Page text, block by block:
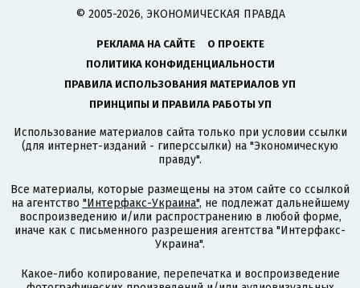
© 2005-2026, ЭКОНОМИЧЕСКАЯ ПРАВДА
РЕКЛАМА НА САЙТЕ
О ПРОЕКТЕ
ПОЛИТИКА КОНФИДЕНЦИАЛЬНОСТИ
ПРАВИЛА ИСПОЛЬЗОВАНИЯ МАТЕРИАЛОВ УП
ПРИНЦИПЫ И ПРАВИЛА РАБОТЫ УП
Использование материалов сайта только при условии ссылки
(для интернет-изданий - гиперссылки) на "Экономическую
правду".
Все материалы, которые размещены на этом сайте со ссылкой
на агентство "Интерфакс-Украина", не подлежат дальнейшему
воспроизведению и/или распространению в любой форме,
иначе как с письменного разрешения агентства "Интерфакс-
Украина".
Какое-либо копирование, перепечатка и воспроизведение